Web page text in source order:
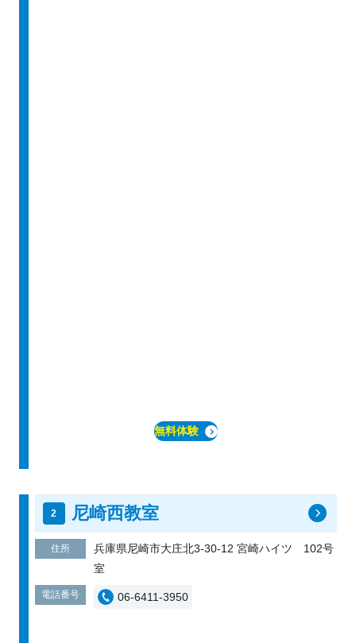
無料体験
尼崎西教室
住所
兵庫県尼崎市大庄北3-30-12 宮崎ハイツ 102号
室
電話番号 06-6411-3950